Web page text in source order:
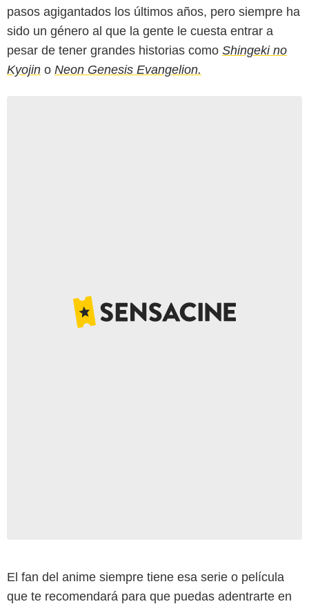
pasos agigantados los últimos años, pero siempre ha
sido un género al que la gente le cuesta entrar a
pesar de tener grandes historias como Shingeki no
Kyojin o Neon Genesis Evangelion.
El fan del anime siempre tiene esa serie o película
que te recomendará para que puedas adentrarte en